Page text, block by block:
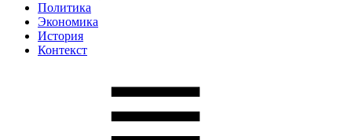
Политика
Экономика
История
Контекст